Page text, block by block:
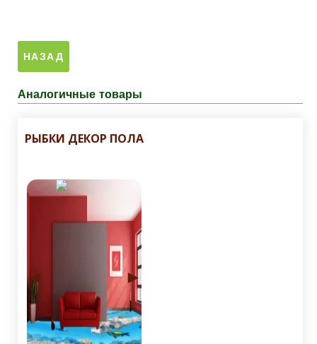
Аналогичные товары
РЫБКИ ДЕКОР ПОЛА
◄ ►